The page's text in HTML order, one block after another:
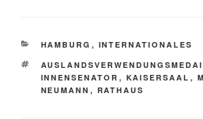
KATEGORIEN
HAMBURG , INTERNATIONALES
SCHLAGWÖRTER
INNENSENATOR , KAISERSAAL ,
NEUMANN , RATHAUS